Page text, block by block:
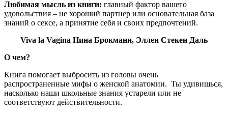
Любимая мысль из книги: главный фактор вашего
удовольствия – не хороший партнер или основательная база
знаний о сексе, а принятие себя и своих предпочтений.
Viva la Vagina Нина Брокманн, Эллен Стекен Даль
О чем?
Книга помогает выбросить из головы очень
распространенные мифы о женской анатомии. Ты удивишься,
насколько наши школьные знания устарели или не
соответствуют действительности.